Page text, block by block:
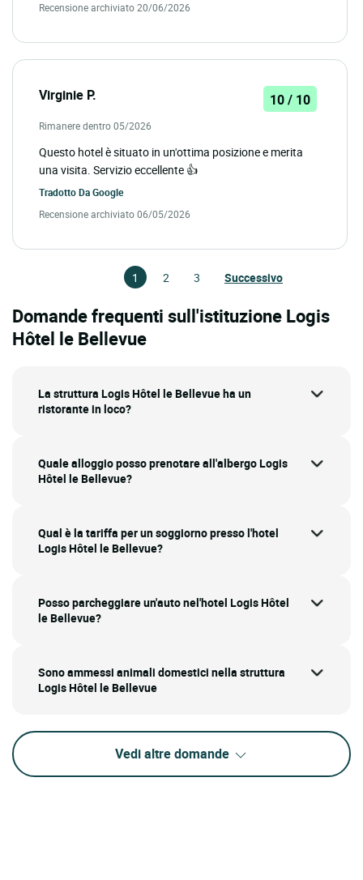
Recensione archiviato 20/06/2026
Virginie P. 10 / 10
Rimanere dentro 05/2026
Questo hotel è situato in un'ottima posizione e merita
una visita. Servizio eccellente 👍
Tradotto DaGoogle
Recensione archiviato 06/05/2026
1 2 3 Successivo
Domande frequenti sull'istituzione Logis
Hôtel le Bellevue
La struttura Logis Hôtel le Bellevue ha un
ristorante in loco?
Quale alloggio posso prenotare all'albergo Logis
Hôtel le Bellevue?
Qual è la tariffa per un soggiorno presso l'hotel
Logis Hôtel le Bellevue?
Posso parcheggiare un'auto nel'hotel Logis Hôtel
le Bellevue?
Sono ammessi animali domestici nella struttura
Logis Hôtel le Bellevue
Vedi altre domande